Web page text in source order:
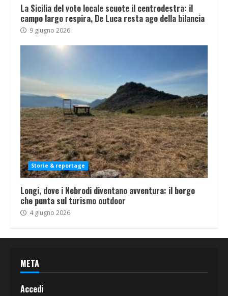
La Sicilia del voto locale scuote il centrodestra: il
campo largo respira, De Luca resta ago della bilancia
9 giugno 2026
Storie & reportage
Longi, dove i Nebrodi diventano avventura: il borgo
che punta sul turismo outdoor
4 giugno 2026
META
Accedi